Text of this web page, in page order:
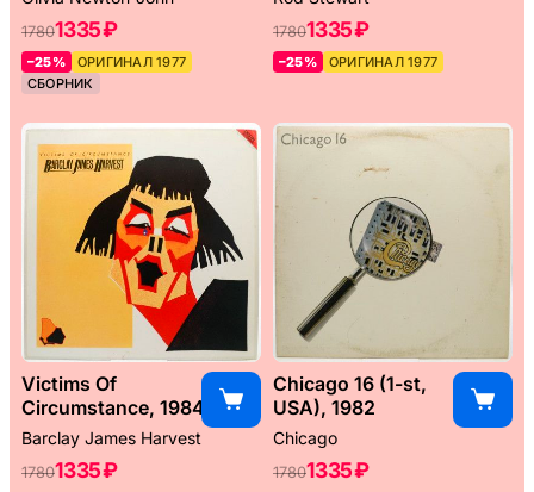
17801335 ₽
–25%
ОРИГИНАЛ 1977
СБОРНИК
17801335 ₽
–25% ОРИГИНАЛ 1977
Victims Of
Circumstance, 1984
Barclay James Harvest
17801335 ₽
Chicago 16 (1-st,
USA), 1982
Chicago
17801335 ₽